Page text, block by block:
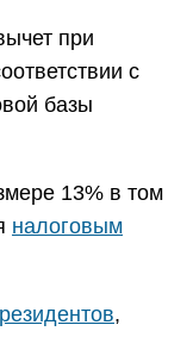
при
с
базы
13% в том
налоговым
,